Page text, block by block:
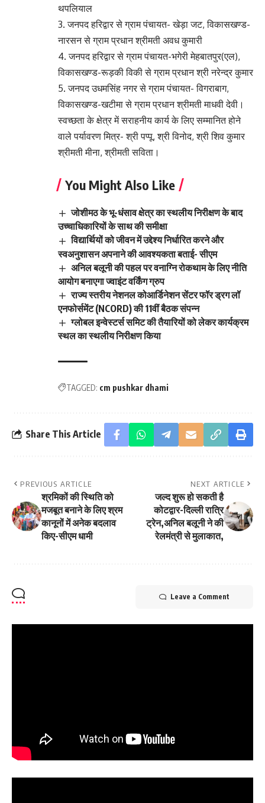
थपलियाल
3. जनपद हरिद्वार से ग्राम पंचायत- खेड़ा जट, विकासखण्ड-
नारसन से ग्राम प्रधान श्रीमती अवध कुमारी
4. जनपद हरिद्वार से ग्राम पंचायत-भगेरी मेहबातपुर(एल),
विकासखण्ड-रूड़की विकी से ग्राम प्रधान श्री नरेन्द्र कुमार
5. जनपद उधमसिंह नगर से ग्राम पंचायत- विगराबाग,
विकासखण्ड-खटीमा से ग्राम प्रधान श्रीमती माधवी देवी।
स्वच्छता के क्षेत्र में सराहनीय कार्य के लिए सम्मानित होने
वाले पर्यावरण मित्र- श्री पप्पू, श्री विनोद, श्री शिव कुमार
श्रीमती मीना, श्रीमती सविता।
You Might Also Like
जोशीमठ के भू-धंसाव क्षेत्र का स्थलीय निरीक्षण के बाद
उच्चाधिकारियों के साथ की समीक्षा
विद्यार्थियों को जीवन में उद्देश्य निर्धारित करने और
स्वअनुशासन अपनाने की आवश्यकता बताई- सीएम
अनिल बलूनी की पहल पर वनाग्नि रोकथाम के लिए नीति
आयोग बनाएगा ज्वाइंट वर्किंग ग्रुप
राज्य स्तरीय नेशनल कोआर्डिनेशन सेंटर फॉर ड्रग लॉ
एनफोर्समेंट (NCORD) की 11वीं बैठक संपन्न
ग्लोबल इन्वेस्टर्स समिट की तैयारियों को लेकर कार्यक्रम
स्थल का स्थलीय निरीक्षण किया
TAGGED: cm pushkar dhami
Share This Article
PREVIOUS ARTICLE
श्रमिकों की स्थिति को
मजबूत बनाने के लिए श्रम
कानूनों में अनेक बदलाव
किए-सीएम धामी
NEXT ARTICLE
जल्द शुरू हो सकती है
कोटद्वार-दिल्ली रात्रि
ट्रेन,अनिल बलूनी ने की
रेलमंत्री से मुलाकात,
Leave a Comment